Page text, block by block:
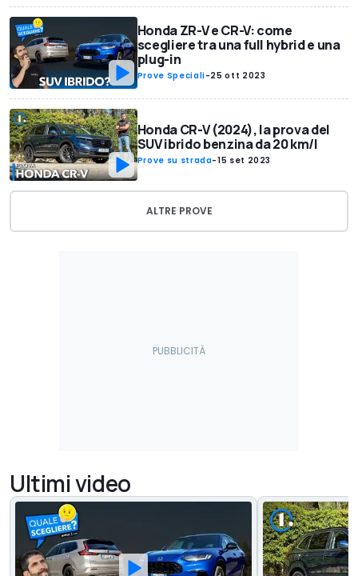
Honda ZR-V e CR-V: come
scegliere tra una full hybrid e una
plug-in
Prove Speciali-25 ott 2023
Honda CR-V (2024), la prova del
SUV ibrido benzina da 20 km/l
Prove su strada-15 set 2023
ALTRE PROVE
Ultimi video